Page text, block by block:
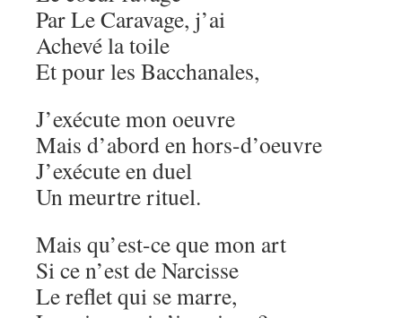
Par Le Caravage, j’ai
Achevé la toile
Et pour les Bacchanales,
J’exécute mon oeuvre
Mais d’abord en hors-d’oeuvre
J’exécute en duel
Un meurtre rituel.
Mais qu’est-ce que mon art
Si ce n’est de Narcisse
Le reflet qui se marre,